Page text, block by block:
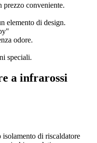
prezzo conveniente.
elemento di design.
odore.
speciali.
a infrarossi
di riscaldatore